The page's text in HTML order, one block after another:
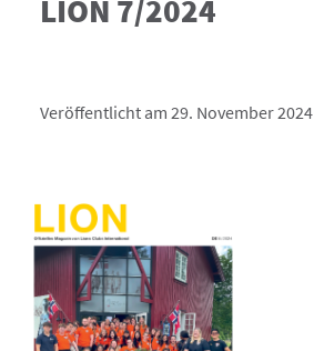
LION 7/2024
Veröffentlicht am 29. November 2024